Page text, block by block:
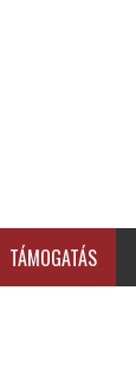
TÁMOGATÁS